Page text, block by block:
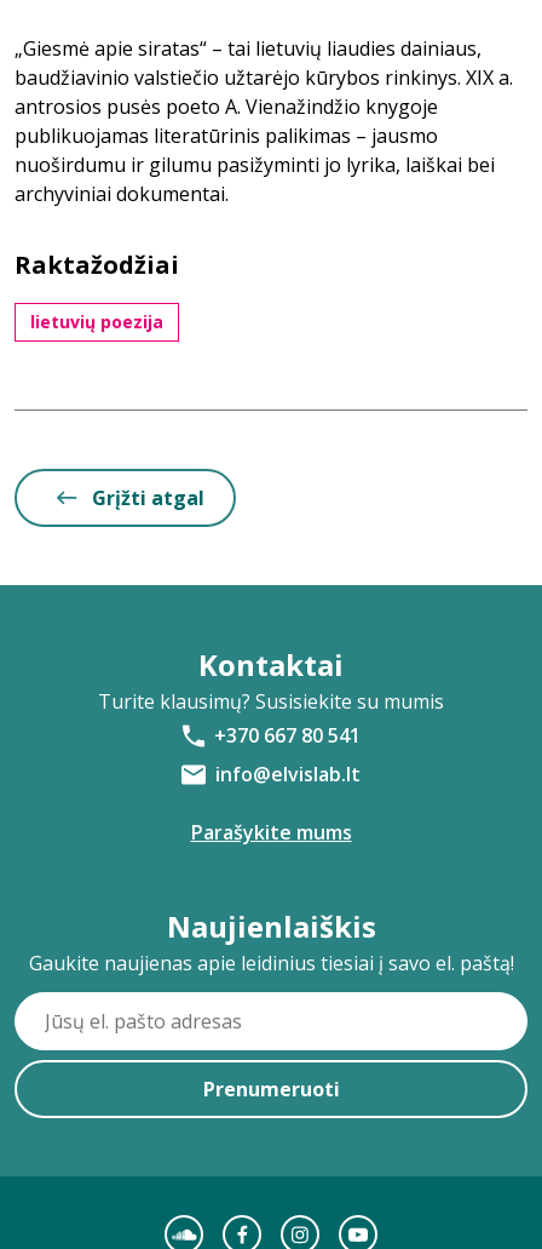
„Giesmė apie siratas“ – tai lietuvių liaudies dainiaus,
baudžiavinio valstiečio užtarėjo kūrybos rinkinys. XIX a.
antrosios pusės poeto A. Vienažindžio knygoje
publikuojamas literatūrinis palikimas – jausmo
nuoširdumu ir gilumu pasižyminti jo lyrika, laiškai bei
archyviniai dokumentai.
Raktažodžiai
lietuvių poezija
Grįžti atgal
Kontaktai
Turite klausimų? Susisiekite su mumis
+370 667 80 541
info@elvislab.lt
Parašykite mums
Naujienlaiškis
Gaukite naujienas apie leidinius tiesiai į savo el. paštą!
Prenumeruoti